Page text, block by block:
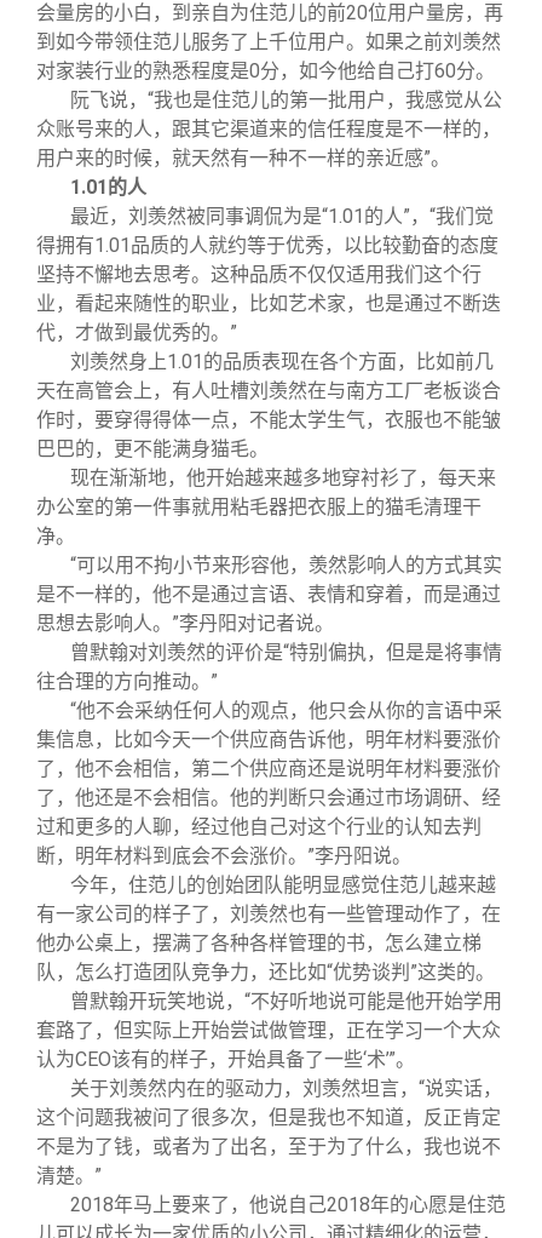
会量房的小白，到亲自为住范儿的前20位用户量房，再
到如今带领住范儿服务了上千位用户。如果之前刘羡然
对家装行业的熟悉程度是0分，如今他给自己打60分。
阮飞说，“我也是住范儿的第一批用户，我感觉从公
众账号来的人，跟其它渠道来的信任程度是不一样的，
用户来的时候，就天然有一种不一样的亲近感”。
1.01的人
最近，刘羡然被同事调侃为是“1.01的人”，“我们觉
得拥有1.01品质的人就约等于优秀，以比较勤奋的态度
坚持不懈地去思考。这种品质不仅仅适用我们这个行
业，看起来随性的职业，比如艺术家，也是通过不断迭
代，才做到最优秀的。”
刘羡然身上1.01的品质表现在各个方面，比如前几
天在高管会上，有人吐槽刘羡然在与南方工厂老板谈合
作时，要穿得得体一点，不能太学生气，衣服也不能皱
巴巴的，更不能满身猫毛。
现在渐渐地，他开始越来越多地穿衬衫了，每天来
办公室的第一件事就用粘毛器把衣服上的猫毛清理干
净。
“可以用不拘小节来形容他，羡然影响人的方式其实
是不一样的，他不是通过言语、表情和穿着，而是通过
思想去影响人。”李丹阳对记者说。
曾默翰对刘羡然的评价是“特别偏执，但是是将事情
往合理的方向推动。”
“他不会采纳任何人的观点，他只会从你的言语中采
集信息，比如今天一个供应商告诉他，明年材料要涨价
了，他不会相信，第二个供应商还是说明年材料要涨价
了，他还是不会相信。他的判断只会通过市场调研、经
过和更多的人聊，经过他自己对这个行业的认知去判
断，明年材料到底会不会涨价。”李丹阳说。
今年，住范儿的创始团队能明显感觉住范儿越来越
有一家公司的样子了，刘羡然也有一些管理动作了，在
他办公桌上，摆满了各种各样管理的书，怎么建立梯
队，怎么打造团队竞争力，还比如“优势谈判”这类的。
曾默翰开玩笑地说，“不好听地说可能是他开始学用
套路了，但实际上开始尝试做管理，正在学习一个大众
认为CEO该有的样子，开始具备了一些‘术’”。
关于刘羡然内在的驱动力，刘羡然坦言，“说实话，
这个问题我被问了很多次，但是我也不知道，反正肯定
不是为了钱，或者为了出名，至于为了什么，我也说不
清楚。”
2018年马上要来了，他说自己2018年的心愿是住范